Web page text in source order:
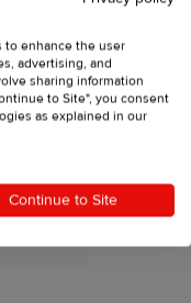
to enhance the user
advertising, and
sharing information
to Site", you consent
as explained in our
Continue to Site